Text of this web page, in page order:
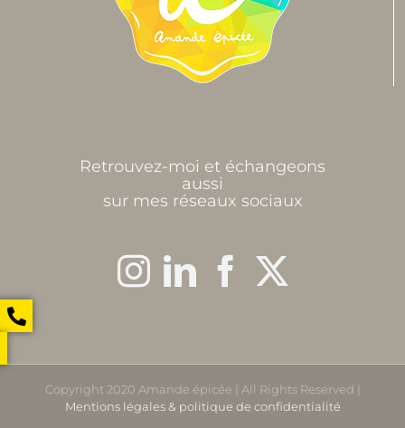
Retrouvez-moi et échangeons
aussi
sur mes réseaux sociaux
Copyright 2020 Amande épicée | All Rights Reserved |
Mentions légales & politique de confidentialité